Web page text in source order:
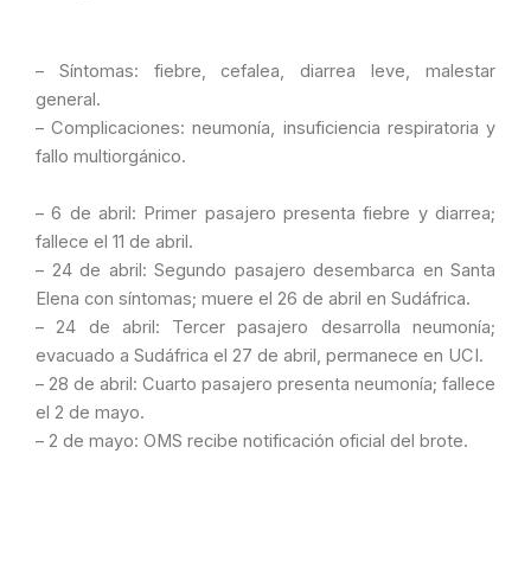
– Síntomas: fiebre, cefalea, diarrea leve, malestar
general.
– Complicaciones: neumonía, insuficiencia respiratoria y
fallo multiorgánico.
– 6 de abril: Primer pasajero presenta fiebre y diarrea;
fallece el 11 de abril.
– 24 de abril: Segundo pasajero desembarca en Santa
Elena con síntomas; muere el 26 de abril en Sudáfrica.
– 24 de abril: Tercer pasajero desarrolla neumonía;
evacuado a Sudáfrica el 27 de abril, permanece en UCI.
– 28 de abril: Cuarto pasajero presenta neumonía; fallece
el 2 de mayo.
– 2 de mayo: OMS recibe notificación oficial del brote.